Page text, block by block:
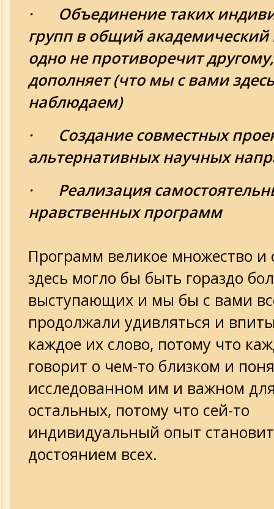
· Объединение таких
групп в общий академический
одно не противоречит
дополняет (что мы с вами
наблюдаем)
· Создание совместных
альтернативных научных
· Реализация
нравственных программ
Программ великое множество и
здесь могло бы быть гораздо
выступающих и мы бы с вами
продолжали удивляться и
каждое их слово, потому что
говорит о чем-то близком и
исследованном им и важном
остальных, потому что сей-то
индивидуальный опыт
достоянием всех.